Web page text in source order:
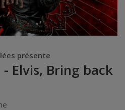
présente
Elvis, Bring back